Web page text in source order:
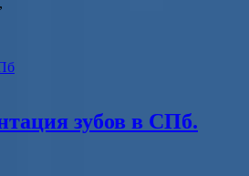
зубов в СПб.